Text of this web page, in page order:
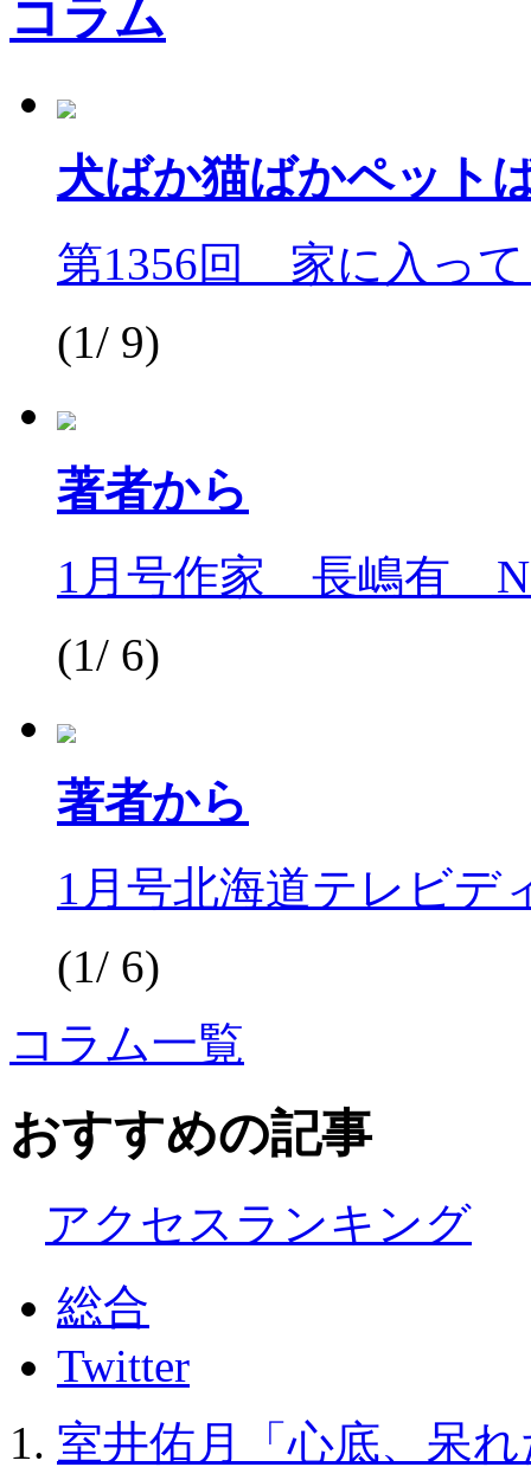
コラム
犬ばか猫ばかペット
第1356回 家に入っ
(1/ 9)
著者から
1月号作家 長嶋有
(1/ 6)
著者から
1月号北海道テレビ
(1/ 6)
コラム一覧
おすすめの記事
アクセスランキング
総合
Twitter
室井佑月「心底、呆